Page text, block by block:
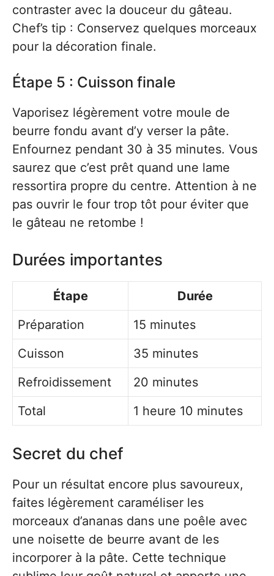
contraster avec la douceur du gâteau.
Chef’s tip : Conservez quelques morceaux
pour la décoration finale.
Étape 5 : Cuisson finale
Vaporisez légèrement votre moule de
beurre fondu avant d’y verser la pâte.
Enfournez pendant 30 à 35 minutes. Vous
saurez que c’est prêt quand une lame
ressortira propre du centre. Attention à ne
pas ouvrir le four trop tôt pour éviter que
le gâteau ne retombe !
Durées importantes
Étape
Durée
Préparation
15 minutes
Cuisson
35 minutes
Refroidissement
20 minutes
Total
1 heure 10 minutes
Secret du chef
Pour un résultat encore plus savoureux,
faites légèrement caraméliser les
morceaux d’ananas dans une poêle avec
une noisette de beurre avant de les
incorporer à la pâte. Cette technique